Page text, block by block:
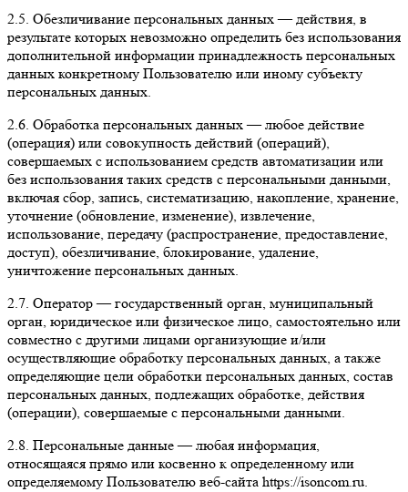
2.5. Обезличивание персональных данных — действия, в
результате которых невозможно определить без использования
дополнительной информации принадлежность персональных
данных конкретному Пользователю или иному субъекту
персональных данных.
2.6. Обработка персональных данных — любое действие
(операция) или совокупность действий (операций),
совершаемых с использованием средств автоматизации или
без использования таких средств с персональными данными,
включая сбор, запись, систематизацию, накопление, хранение,
уточнение (обновление, изменение), извлечение,
использование, передачу (распространение, предоставление,
доступ), обезличивание, блокирование, удаление,
уничтожение персональных данных.
2.7. Оператор — государственный орган, муниципальный
орган, юридическое или физическое лицо, самостоятельно или
совместно с другими лицами организующие и/или
осуществляющие обработку персональных данных, а также
определяющие цели обработки персональных данных, состав
персональных данных, подлежащих обработке, действия
(операции), совершаемые с персональными данными.
2.8. Персональные данные — любая информация,
относящаяся прямо или косвенно к определенному или
определяемому Пользователю веб-сайта https://isoncom.ru.